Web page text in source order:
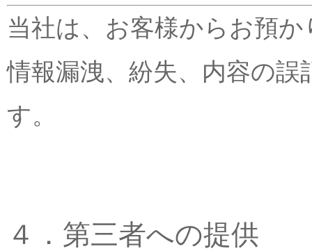
当社は、お客様からお預
情報漏洩、紛失、内容の
す。
４．第三者への提供